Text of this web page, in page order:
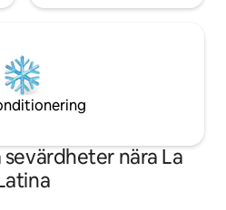
nära La